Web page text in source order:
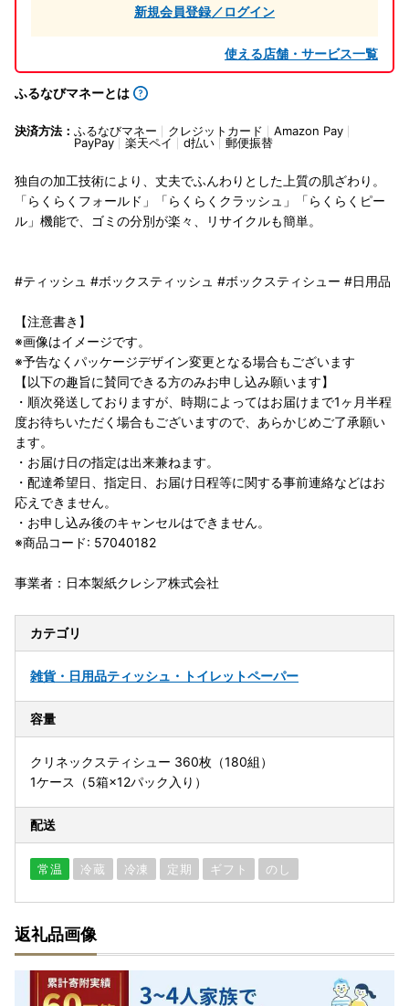
新規会員登録／ログイン
使える店舗・サービス一覧
ふるなびマネーとは
決済方法： ふるなびマネー クレジットカード
Amazon Pay
PayPay
楽天ペイ d払い 郵便振替
独自の加工技術により、丈夫でふんわりとした上質の肌ざわり。
「らくらくフォールド」「らくらくクラッシュ」「らくらくピー
ル」機能で、ゴミの分別が楽々、リサイクルも簡単。
#ティッシュ #ボックスティッシュ #ボックスティシュー #日用品
【注意書き】
※画像はイメージです。
※予告なくパッケージデザイン変更となる場合もございます
【以下の趣旨に賛同できる方のみお申し込み願います】
・順次発送しておりますが、時期によってはお届けまで1ヶ月半程
度お待ちいただく場合もございますので、あらかじめご了承願い
ます。
・お届け日の指定は出来兼ねます。
・配達希望日、指定日、お届け日程等に関する事前連絡などはお
応えできません。
・お申し込み後のキャンセルはできません。
※商品コード: 57040182
事業者：日本製紙クレシア株式会社
カテゴリ
雑貨・日用品ティッシュ・トイレットペーパー
容量
クリネックスティシュー 360枚（180組）
1ケース（5箱×12パック入り）
配送
常温 冷蔵 冷凍 定期 ギフト のし
返礼品画像